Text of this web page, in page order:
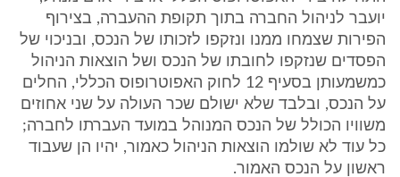
יועבר לניהול החברה בתוך תקופת ההעברה, בצירוף
הפירות שצמחו ממנו ונזקפו לזכותו של הנכס, ובניכוי של
הפסדים שנזקפו לחובתו של הנכס ושל הוצאות הניהול
כמשמעותן בסעיף 12 לחוק האפוטרופוס הכללי, החלים
על הנכס, ובלבד שלא ישולם שכר העולה על שני אחוזים
משוויו הכולל של הנכס המנוהל במועד העברתו לחברה;
כל עוד לא שולמו הוצאות הניהול כאמור, יהיו הן שעבוד
ראשון על הנכס האמור.